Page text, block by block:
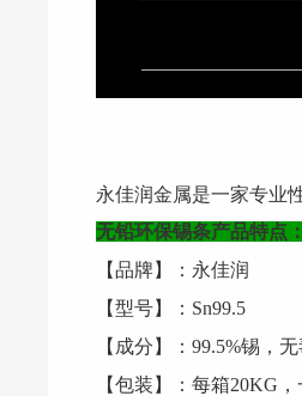
永佳润金属是一家专业
无铅环保锡条产品特点：
【品牌】：永佳润
【型号】：Sn99.5
【成分】：99.5%锡，
【包装】：每箱20KG